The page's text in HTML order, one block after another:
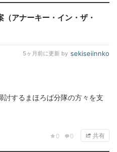
（アナーキー・イン・ザ・
5ヶ月前に更新 by sekiseiinnko
0 0 共有
討するまほろば分隊の方々を支